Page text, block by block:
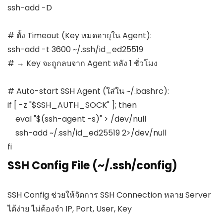
ssh-add -D
# ตั้ง Timeout (Key หมดอายุใน Agent):
ssh-add -t 3600 ~/.ssh/id_ed25519
# → Key จะถูกลบจาก Agent หลัง 1 ชั่วโมง
# Auto-start SSH Agent (ใส่ใน ~/.bashrc):
if [ -z "$SSH_AUTH_SOCK" ]; then
    eval "$(ssh-agent -s)" > /dev/null
    ssh-add ~/.ssh/id_ed25519 2>/dev/null
fi
SSH Config File (~/.ssh/config)
SSH Config ช่วยให้จัดการ SSH Connection หลาย Server
ได้ง่าย ไม่ต้องจำ IP, Port, User, Key